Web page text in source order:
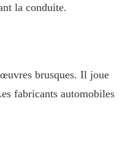
la conduite.
brusques. Il joue
fabricants automobiles